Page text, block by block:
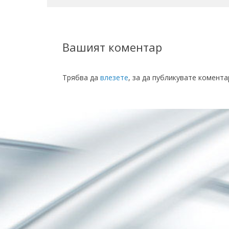
Вашият коментар
Трябва да влезете, за да публикувате